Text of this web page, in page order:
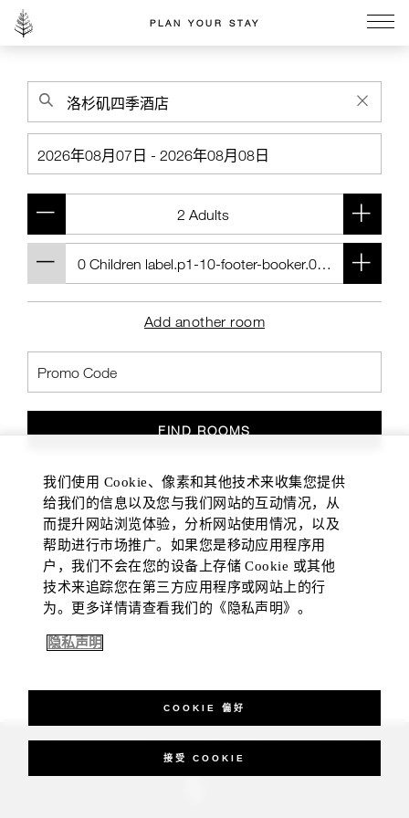
PLAN YOUR STAY
Add another room
FIND ROOMS
_Four Seasons Hotels Limited 1997-2026. All Rights Reserved.
我们使用 Cookie、像素和其他技术来收集您提供
给我们的信息以及您与我们网站的互动情况，从
而提升网站浏览体验，分析网站使用情况，以及
帮助进行市场推广。如果您是移动应用程序用
户，我们不会在您的设备上存储 Cookie 或其他
技术来追踪您在第三方应用程序或网站上的行
为。更多详情请查看我们的《隐私声明》。
隐私声明
COOKIE 偏好
接受 COOKIE